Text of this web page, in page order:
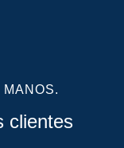
clientes